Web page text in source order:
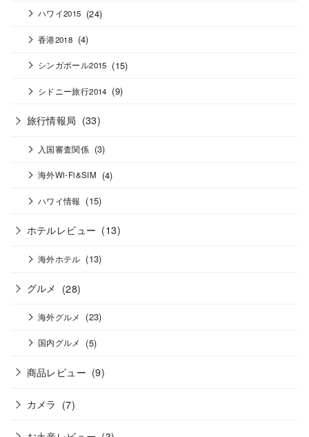
ハワイ2015 (24)
香港2018 (4)
シンガポール2015 (15)
シドニー旅行2014 (9)
旅行情報局 (33)
入国審査関係 (3)
海外Wi-Fi&SIM (4)
ハワイ情報 (15)
ホテルレビュー (13)
海外ホテル (13)
グルメ (28)
海外グルメ (23)
国内グルメ (5)
商品レビュー (9)
カメラ (7)